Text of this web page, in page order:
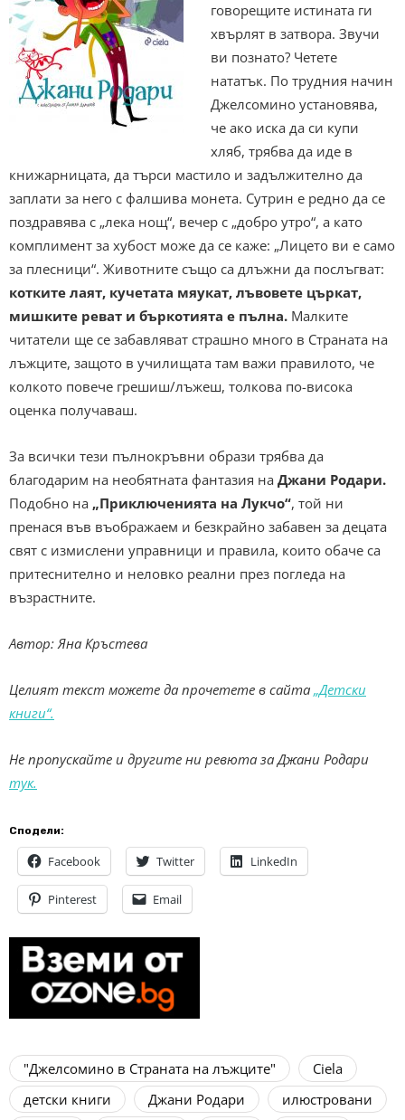
говорещите истината ги
хвърлят в затвора. Звучи
ви познато? Четете
нататък. По трудния начин
Джелсомино установява,
че ако иска да си купи
хляб, трябва да иде в
книжарницата, да търси мастило и задължително да
заплати за него с фалшива монета. Сутрин е редно да се
поздравява с „лека нощ“, вечер с „добро утро“, а като
комплимент за хубост може да се каже: „Лицето ви е само
за плесници“. Животните също са длъжни да послъгват:
котките лаят, кучетата мяукат, лъвовете църкат,
мишките реват и бъркотията е пълна. Малките
читатели ще се забавляват страшно много в Страната на
лъжците, защото в училищата там важи правилото, че
колкото повече грешиш/лъжеш, толкова по-висока
оценка получаваш.
За всички тези пълнокръвни образи трябва да
благодарим на необятната фантазия на Джани Родари.
Подобно на „Приключенията на Лукчо“, той ни
пренася във въображаем и безкрайно забавен за децата
свят с измислени управници и правила, които обаче са
притеснително и неловко реални през погледа на
възрастните.
Автор: Яна Кръстева
Целият текст можете да прочетете в сайта „Детски
книги“.
Не пропускайте и другите ни ревюта за Джани Родари
тук.
Сподели:
Facebook Twitter LinkedIn
Pinterest Email
"Джелсомино в Страната на лъжците"
Ciela
детски книги
Джани Родари
илюстровани